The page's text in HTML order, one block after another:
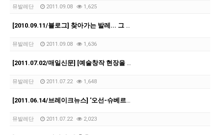
뮤발레단 2011.09.08 1,625
[2010.09.11/블로그] 찾아가는 발레... 그 아름다움 속으로
뮤발레단 2011.09.08 1,636
[2011.07.02/매일신문] [예술창작 현장을 찾아서] … 우혜영 뮤발레단
뮤발레단 2011.07.22 1,648
[2011.06.14/브레이크뉴스] '오선-슈베르트의 예술과 사랑'
뮤발레단 2011.07.22 2,023